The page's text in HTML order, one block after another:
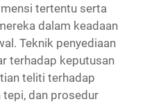
tertentu serta
dalam keadaan
Teknik penyediaan
terhadap keputusan
teliti terhadap
dan prosedur